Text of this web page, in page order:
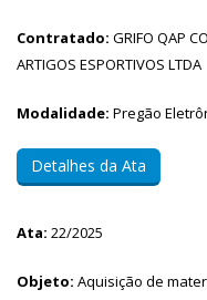
Contratado: GRIFO QAP
ARTIGOS ESPORTIVOS LTDA
Modalidade: Pregão
Detalhes da Ata
Ata: 22/2025
Objeto: Aquisição de